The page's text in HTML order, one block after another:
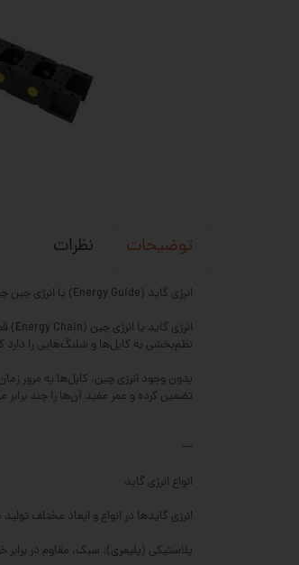
توضیحات نظرات
انرژی گاید (Energy Guide) یا انرژی چین چیست؟
نظم‌بخشی به کابل‌ها و شلنگ‌هایی را
بدون وجود انرژی چین، کابل‌ها به مرور
تضمین کرده و عمر مفید آن‌ها را چند برابر
---
انواع انرژی گاید
انرژی گایدها در انواع و ابعاد مختلف
پلاستیکی (پلیمری): سبک، مقاوم در